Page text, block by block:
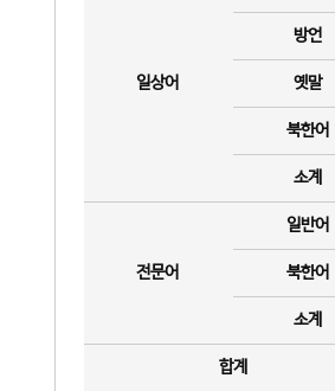
일상어
방언
옛말
북한어
소계
전문어
일반어
북한어
소계
합계